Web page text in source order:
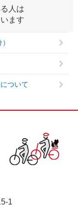
人は
ます
ついて
1